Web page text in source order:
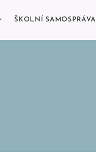
ŠKOLNÍ SAMOSPRÁVA